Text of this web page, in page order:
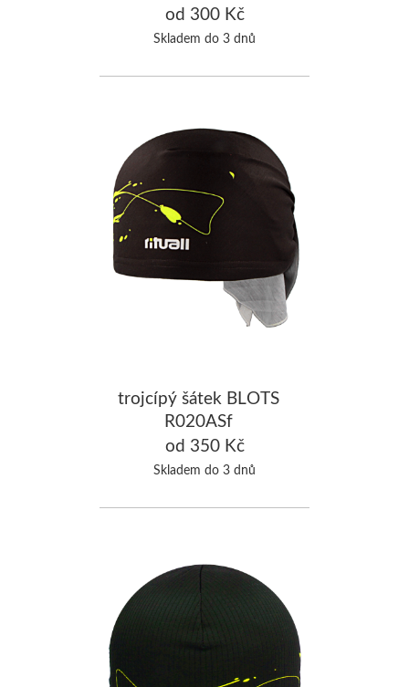
od 300 Kč
Skladem do 3 dnů
trojcípý šátek BLOTS
R020ASf
od 350 Kč
Skladem do 3 dnů